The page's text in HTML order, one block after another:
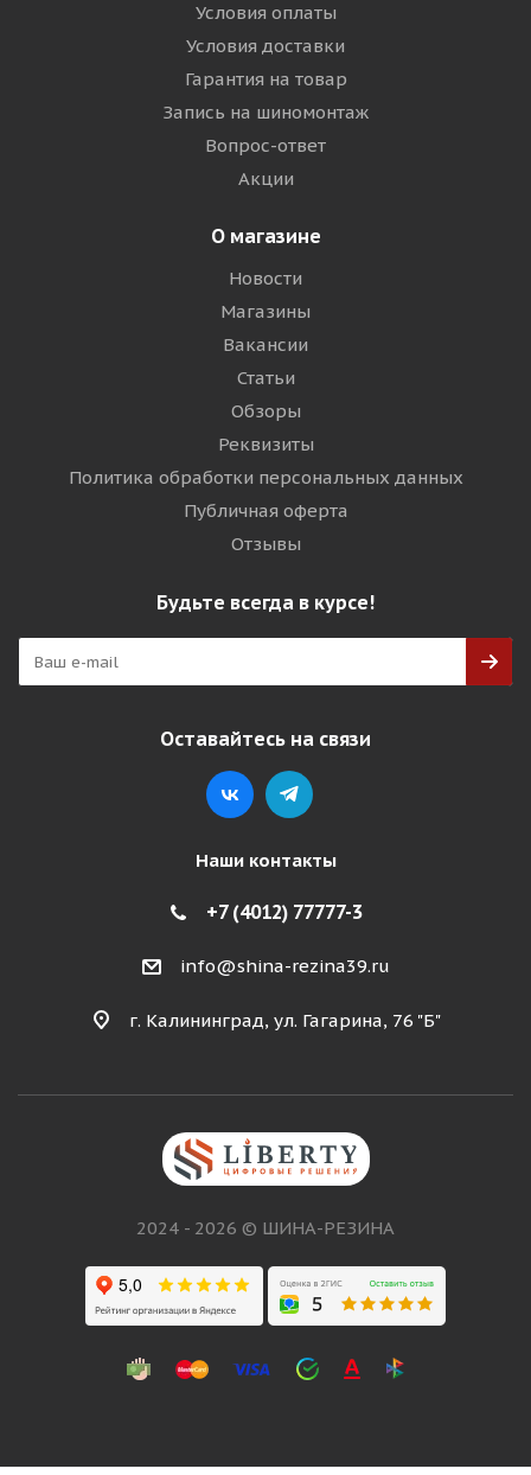
Условия оплаты
Условия доставки
Гарантия на товар
Запись на шиномонтаж
Вопрос-ответ
Акции
О магазине
Новости
Магазины
Вакансии
Статьи
Обзоры
Реквизиты
Политика обработки персональных данных
Публичная оферта
Отзывы
Будьте всегда в курсе!
Оставайтесь на связи
Наши контакты
+7 (4012) 77777-3
info@shina-rezina39.ru
г. Калининград, ул. Гагарина, 76 "Б"
2024 - 2026 © ШИНА-РЕЗИНА